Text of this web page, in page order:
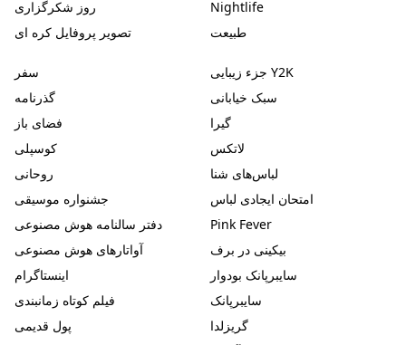
روز شکرگزاری
تصویر پروفایل کره ای
Nightlife
طبیعت
سفر
گذرنامه
فضای باز
کوسپلی
روحانی
جشنواره موسیقی
دفتر سالنامه هوش مصنوعی
آواتارهای هوش مصنوعی
اینستاگرام
فیلم کوتاه زمانبندی
پول قدیمی
جزء زیبایی Y2K
سبک خیابانی
گیرا
لاتکس
لباس‌های شنا
امتحان ایجادی لباس
Pink Fever
بیکینی در برف
سایبرپانک بودوار
سایبرپانک
گریزلدا